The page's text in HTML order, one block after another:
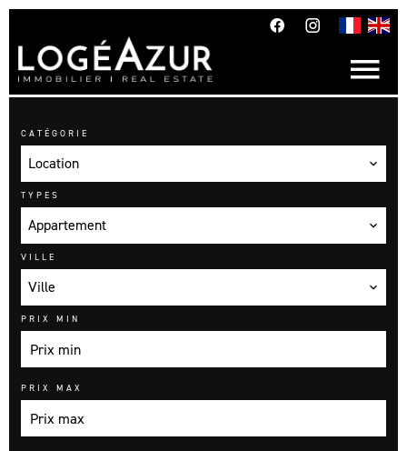
CATÉGORIE
Location
TYPES
Appartement
VILLE
Ville
PRIX MIN
PRIX MAX